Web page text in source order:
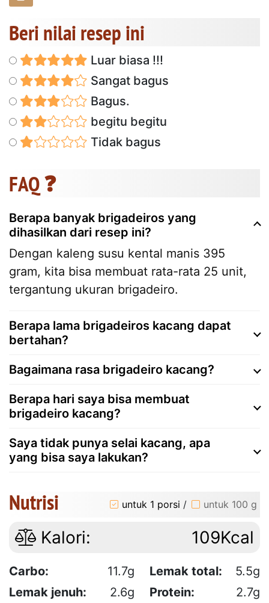
Beri nilai resep ini
Luar biasa !!!
Sangat bagus
Bagus.
begitu begitu
Tidak bagus
FAQ ❓
Berapa banyak brigadeiros yang
dihasilkan dari resep ini?
Dengan kaleng susu kental manis 395
gram, kita bisa membuat rata-rata 25 unit,
tergantung ukuran brigadeiro.
Berapa lama brigadeiros kacang dapat
bertahan?
Bagaimana rasa brigadeiro kacang?
Berapa hari saya bisa membuat
brigadeiro kacang?
Saya tidak punya selai kacang, apa
yang bisa saya lakukan?
Nutrisi untuk 1 porsi / untuk 100 g
Kalori: 109Kcal
Carbo: 11.7g Lemak total:
5.5g
Lemak jenuh:
2.6g Protein: 2.7g